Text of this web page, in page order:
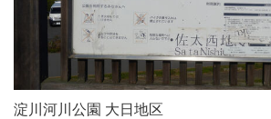
淀川河川公園 大日地区